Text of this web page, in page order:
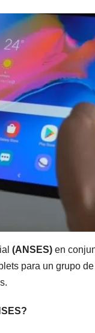
(ANSES) en
para un grupo